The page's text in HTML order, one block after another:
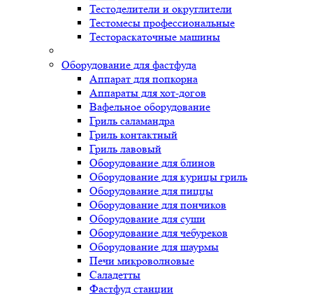
Тестоделители и округлители
Тестомесы профессиональные
Тестораскаточные машины
Оборудование для фастфуда
Аппарат для попкорна
Аппараты для хот-догов
Вафельное оборудование
Гриль саламандра
Гриль контактный
Гриль лавовый
Оборудование для блинов
Оборудование для курицы гриль
Оборудование для пиццы
Оборудование для пончиков
Оборудование для суши
Оборудование для чебуреков
Оборудование для шаурмы
Печи микроволновые
Саладетты
Фастфуд станции